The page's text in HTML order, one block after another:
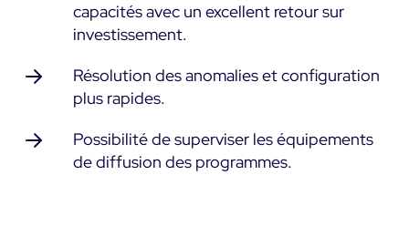
capacités avec un excellent retour sur
investissement.
Résolution des anomalies et configuration
plus rapides.
Possibilité de superviser les équipements
de diffusion des programmes.